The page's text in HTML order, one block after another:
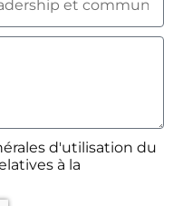
d'utilisation du
à la